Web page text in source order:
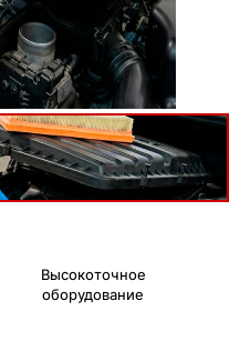
Высокоточное
оборудование